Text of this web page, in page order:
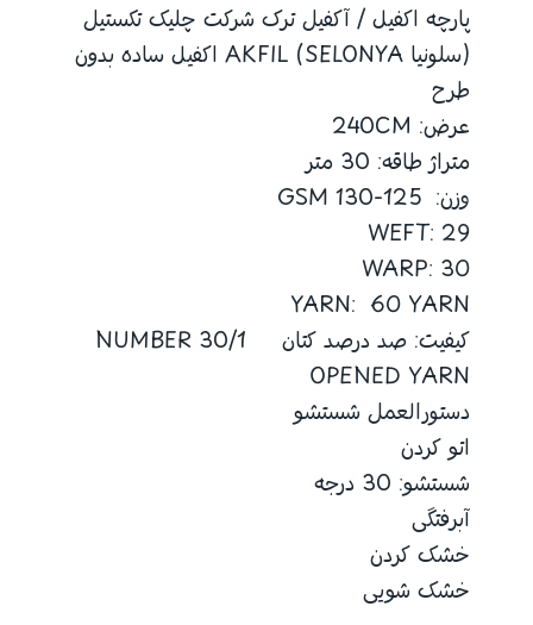
پارچه اکفیل / آکفیل ترک شرکت چلیک تکستیل
(سلونیا SELONYA) AKFIL اکفیل ساده بدون
طرح
عرض: 240CM
متراژ طاقه: 30 متر
وزن: 125-130 GSM
WEFT: 29
WARP: 30
YARN: 60 YARN
کیفیت: صد درصد کتان 30/1 NUMBER
OPENED YARN
دستورالعمل شستشو
اتو کردن
شستشو: 30 درجه
آبرفتگی
خشک کردن
خشک شویی